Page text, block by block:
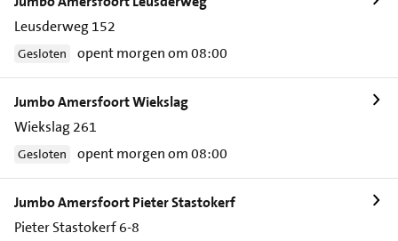
Leusderweg 152
Gesloten opent morgen om 08:00
Jumbo Amersfoort Wiekslag
Wiekslag 261
Gesloten opent morgen om 08:00
Jumbo Amersfoort Pieter Stastokerf
Pieter Stastokerf 6-8